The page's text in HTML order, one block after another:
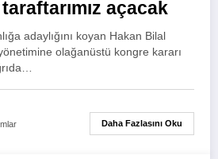
açacak
adaylığını koyan Hakan Bilal
olağanüstü kongre kararı
Daha Fazlasını Oku